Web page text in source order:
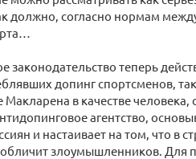
должно, согласно нормам
законодательство теперь
допинг спортсменов,
в качестве человека,
агентство,
и настаивает на том, что в
злоумышленников. Для